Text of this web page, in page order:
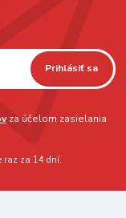
Prihlásiť sa
za účelom zasielania
raz za 14 dní.